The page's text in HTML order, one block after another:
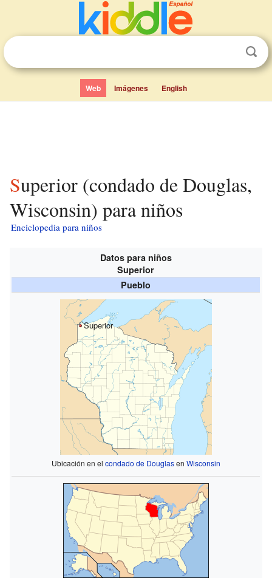
Web Imágenes English
Superior (condado de Douglas,
Wisconsin) para niños
Enciclopedia para niños
Datos para niños
Superior
Pueblo
Superior
Ubicación en el condado de Douglasen Wisconsin